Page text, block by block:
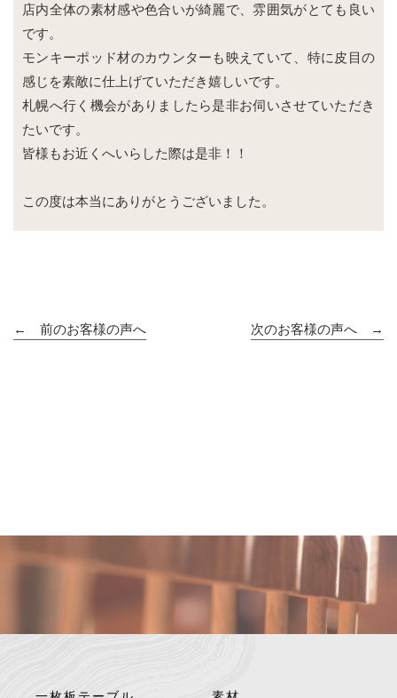
店内全体の素材感や色合いが綺麗で、雰囲気がとても良い
です。
モンキーポッド材のカウンターも映えていて、特に皮目の
感じを素敵に仕上げていただき嬉しいです。
札幌へ行く機会がありましたら是非お伺いさせていただき
たいです。
皆様もお近くへいらした際は是非！！
この度は本当にありがとうございました。
← 前のお客様の声へ 次のお客様の声へ →